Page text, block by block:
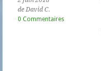
de David C.
0 Commentaires